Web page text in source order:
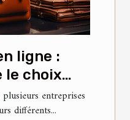
ligne :
le choix
entreprises
différents...